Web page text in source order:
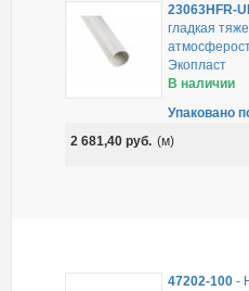
23063HFR-
гладкая
Экопласт
В наличии
Упаковано
2 681,40руб. (м)
47202-100 -